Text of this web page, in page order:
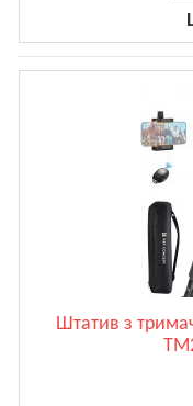
Штатив з